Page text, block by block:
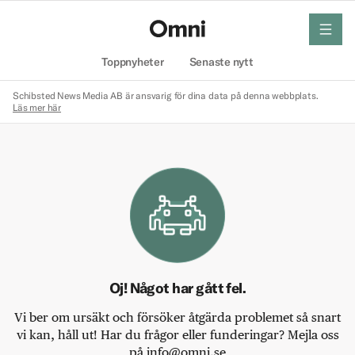
Toppnyheter Senaste nytt
meny
Schibsted News Media AB är ansvarig för dina data på denna webbplats.
Läs mer här
Oj! Något har gått fel.
Vi ber om ursäkt och försöker åtgärda problemet så snart
vi kan, håll ut! Har du frågor eller funderingar? Mejla oss